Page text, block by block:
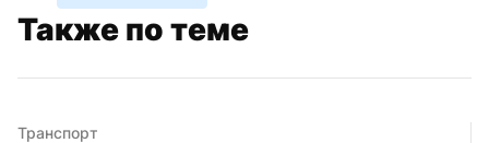
Также по теме
Транспорт